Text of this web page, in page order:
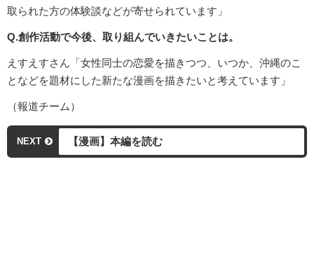
取られた方の体験談などが寄せられています」
Q.創作活動で今後、取り組んでいきたいことは。
えすえすさん「女性同士の恋愛を描きつつ、いつか、沖縄のこ
となどを題材にした新たな漫画を描きたいと考えています」
（報道チーム）
NEXT 【漫画】本編を読む